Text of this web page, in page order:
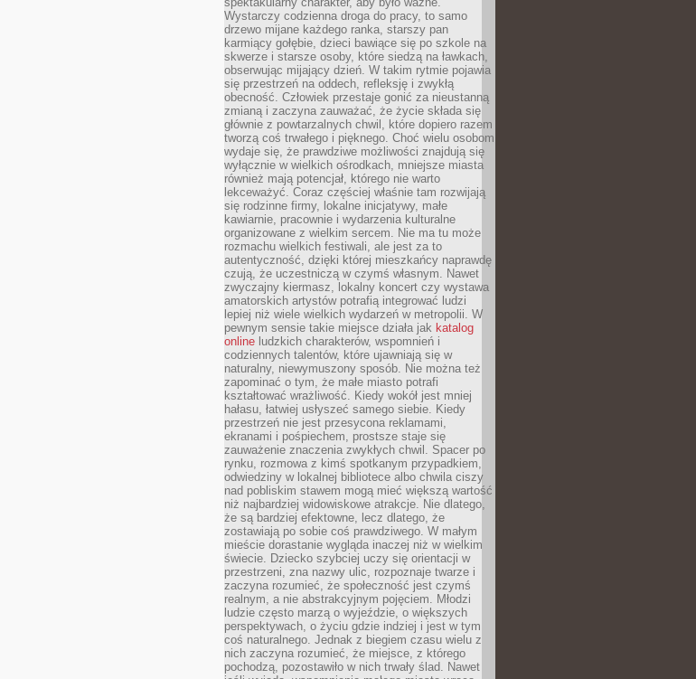
Wystarczy codzienna droga do pracy, to samo
drzewo mijane każdego ranka, starszy pan
karmiący gołębie, dzieci bawiące się po szkole na
skwerze i starsze osoby, które siedzą na ławkach,
obserwując mijający dzień. W takim rytmie pojawia
się przestrzeń na oddech, refleksję i zwykłą
obecność. Człowiek przestaje gonić za nieustanną
zmianą i zaczyna zauważać, że życie składa się
głównie z powtarzalnych chwil, które dopiero razem
tworzą coś trwałego i pięknego. Choć wielu osobom
wydaje się, że prawdziwe możliwości znajdują się
wyłącznie w wielkich ośrodkach, mniejsze miasta
również mają potencjał, którego nie warto
lekceważyć. Coraz częściej właśnie tam rozwijają
się rodzinne firmy, lokalne inicjatywy, małe
kawiarnie, pracownie i wydarzenia kulturalne
organizowane z wielkim sercem. Nie ma tu może
rozmachu wielkich festiwali, ale jest za to
autentyczność, dzięki której mieszkańcy naprawdę
czują, że uczestniczą w czymś własnym. Nawet
zwyczajny kiermasz, lokalny koncert czy wystawa
amatorskich artystów potrafią integrować ludzi
lepiej niż wiele wielkich wydarzeń w metropolii. W
pewnym sensie takie miejsce działa jak katalog
online ludzkich charakterów, wspomnień i
codziennych talentów, które ujawniają się w
naturalny, niewymuszony sposób. Nie można też
zapominać o tym, że małe miasto potrafi
kształtować wrażliwość. Kiedy wokół jest mniej
hałasu, łatwiej usłyszeć samego siebie. Kiedy
przestrzeń nie jest przesycona reklamami,
ekranami i pośpiechem, prostsze staje się
zauważenie znaczenia zwykłych chwil. Spacer po
rynku, rozmowa z kimś spotkanym przypadkiem,
odwiedziny w lokalnej bibliotece albo chwila ciszy
nad pobliskim stawem mogą mieć większą wartość
niż najbardziej widowiskowe atrakcje. Nie dlatego,
że są bardziej efektowne, lecz dlatego, że
zostawiają po sobie coś prawdziwego. W małym
mieście dorastanie wygląda inaczej niż w wielkim
świecie. Dziecko szybciej uczy się orientacji w
przestrzeni, zna nazwy ulic, rozpoznaje twarze i
zaczyna rozumieć, że społeczność jest czymś
realnym, a nie abstrakcyjnym pojęciem. Młodzi
ludzie często marzą o wyjeździe, o większych
perspektywach, o życiu gdzie indziej i jest w tym
coś naturalnego. Jednak z biegiem czasu wielu z
nich zaczyna rozumieć, że miejsce, z którego
pochodzą, pozostawiło w nich trwały ślad. Nawet